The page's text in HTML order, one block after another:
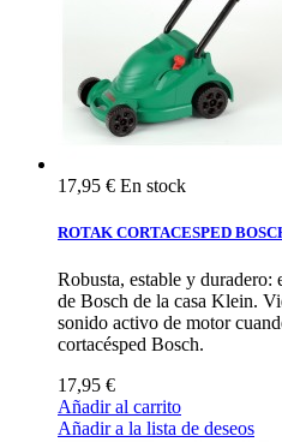
17,95 € En stock
ROTAK CORTACESPED
Robusta, estable y duradero:
de Bosch de la casa Klein.
sonido activo de motor
cortacésped Bosch.
17,95 €
Añadir al carrito
Añadir a la lista de deseos